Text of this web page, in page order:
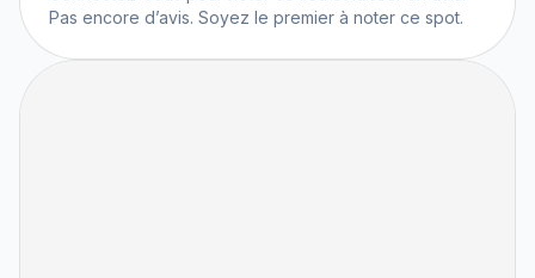
Pas encore d’avis. Soyez le premier à noter ce spot.